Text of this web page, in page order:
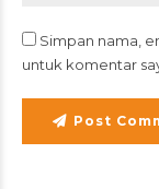
Simpan nama,
untuk komentar
Post